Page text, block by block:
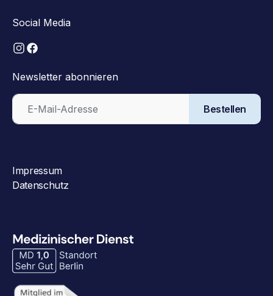
Social Media
Newsletter abonnieren
Bestellen
Impressum
Datenschutz